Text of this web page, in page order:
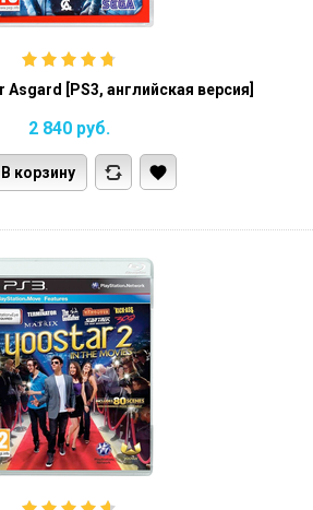
[PS3, английская версия]
2 840 руб.
В корзину